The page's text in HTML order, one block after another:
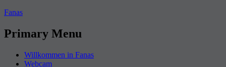
Fanas
Primary Menu
Willkommen in Fanas
Webcam